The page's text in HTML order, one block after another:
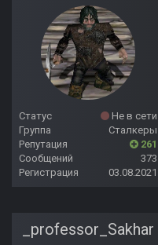
Статус
Не в сети
Группа
Сталкеры
Репутация
261
Сообщений
373
Регистрация
03.08.2021
_professor_Sakhar